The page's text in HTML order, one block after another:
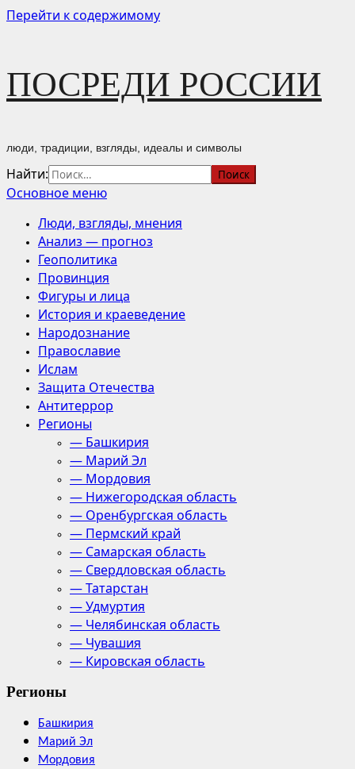
Перейти к содержимому
ПОСРЕДИ РОССИИ
люди, традиции, взгляды, идеалы и символы
Найти:
Основное меню
Люди, взгляды, мнения
Анализ — прогноз
Геополитика
Провинция
Фигуры и лица
История и краеведение
Народознание
Православие
Ислам
Защита Отечества
Антитеррор
Регионы
— Башкирия
— Марий Эл
— Мордовия
— Нижегородская область
— Оренбургская область
— Пермский край
— Самарская область
— Свердловская область
— Татарстан
— Удмуртия
— Челябинская область
— Чувашия
— Кировская область
Регионы
Башкирия
Марий Эл
Мордовия